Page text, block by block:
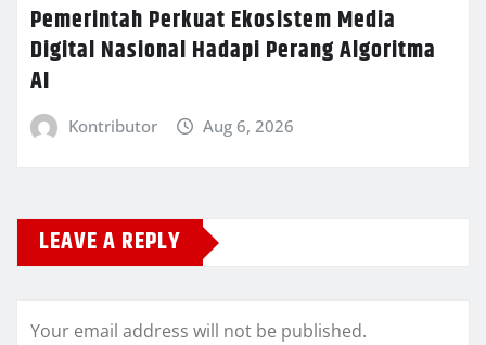
Pemerintah Perkuat Ekosistem Media
Digital Nasional Hadapi Perang Algoritma
AI
Kontributor Aug 6, 2026
LEAVE A REPLY
Your email address will not be published.